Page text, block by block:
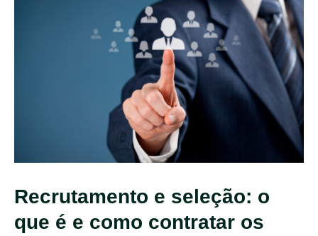
Recrutamento e seleção: o
que é e como contratar os